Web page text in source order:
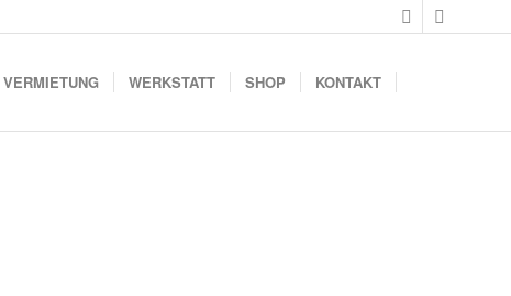
VERMIETUNG WERKSTATT SHOP KONTAKT